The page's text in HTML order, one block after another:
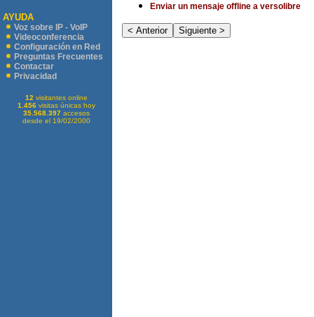
AYUDA
Voz sobre IP - VoIP
Videoconferencia
Configuración en Red
Preguntas Frecuentes
Contactar
Privacidad
12 visitantes online
1.456visitas únicas hoy
35.568.397accesos
desde el 19/02/2000
Enviar un mensaje offline a versolibre